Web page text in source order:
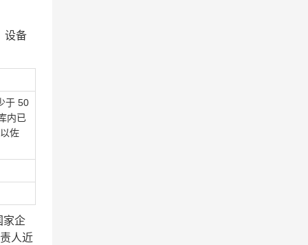
设备
于 50
内已
佐
家企
人近